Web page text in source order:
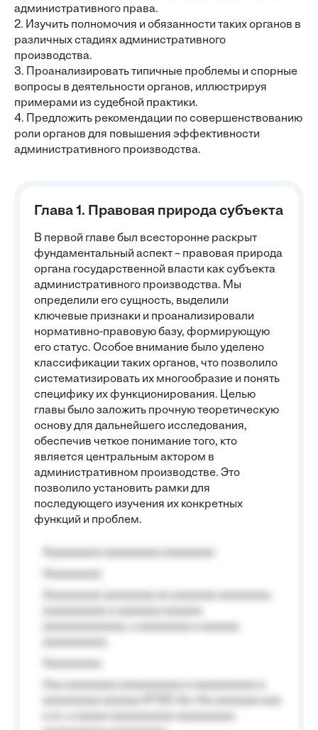
административного права.
2. Изучить полномочия и обязанности таких органов в
различных стадиях административного
производства.
3. Проанализировать типичные проблемы и спорные
вопросы в деятельности органов, иллюстрируя
примерами из судебной практики.
4. Предложить рекомендации по совершенствованию
роли органов для повышения эффективности
административного производства.
Глава 1. Правовая природа субъекта
В первой главе был всесторонне раскрыт
фундаментальный аспект – правовая природа
органа государственной власти как субъекта
административного производства. Мы
определили его сущность, выделили
ключевые признаки и проанализировали
нормативно-правовую базу, формирующую
его статус. Особое внимание было уделено
классификации таких органов, что позволило
систематизировать их многообразие и понять
специфику их функционирования. Целью
главы было заложить прочную теоретическую
основу для дальнейшего исследования,
обеспечив четкое понимание того, кто
является центральным актором в
административном производстве. Это
позволило установить рамки для
последующего изучения их конкретных
функций и проблем.